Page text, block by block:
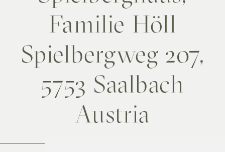
Familie Höll
Spielbergweg 207,
5753 Saalbach
Austria